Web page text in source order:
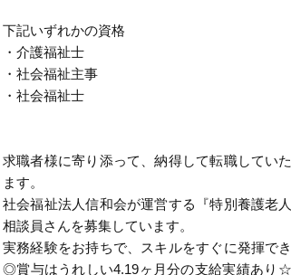
下記いずれかの資格
・介護福祉士
・社会福祉主事
・社会福祉士
求職者様に寄り添って、納得して転職してい
ます。
社会福祉法人信和会が運営する『特別養護老
相談員さんを募集しています。
実務経験をお持ちで、スキルをすぐに発揮で
◎賞与はうれしい4.19ヶ月分の支給実績あり